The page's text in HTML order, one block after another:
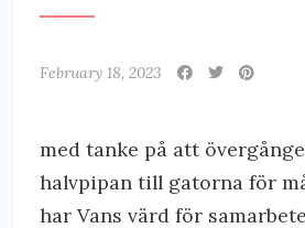
February 18, 2023
med tanke på att
halvpipan till gatorna för
har Vans värd för